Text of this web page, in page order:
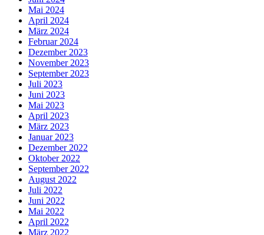
Mai 2024
April 2024
März 2024
Februar 2024
Dezember 2023
November 2023
September 2023
Juli 2023
Juni 2023
Mai 2023
April 2023
März 2023
Januar 2023
Dezember 2022
Oktober 2022
September 2022
August 2022
Juli 2022
Juni 2022
Mai 2022
April 2022
März 2022